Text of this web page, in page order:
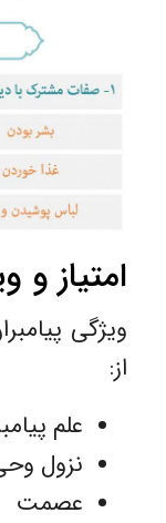
امتیاز و
ویژگی
از:
علم
نزول
عصمت